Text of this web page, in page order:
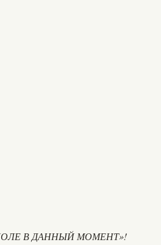
В ДАННЫЙ МОМЕНТ»!